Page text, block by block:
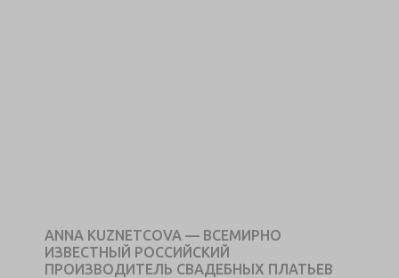
ANNA KUZNETCOVA — ВСЕМИРНО
ИЗВЕСТНЫЙ РОССИЙСКИЙ
ПРОИЗВОДИТЕЛЬ СВАДЕБНЫХ ПЛАТЬЕВ